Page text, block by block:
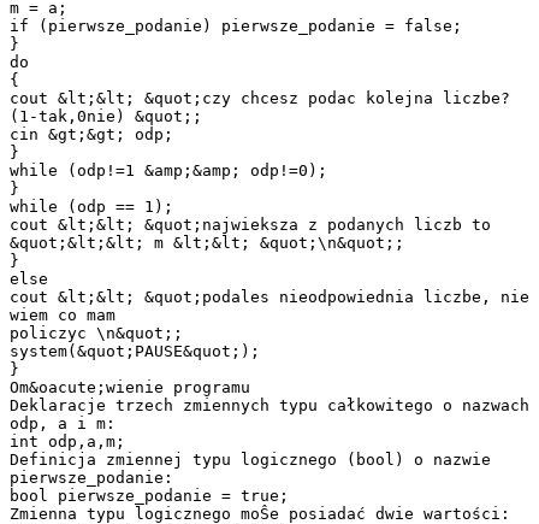
m = a;
if (pierwsze_podanie) pierwsze_podanie = false;
}
do
{
cout &lt;&lt; &quot;czy chcesz podac kolejna liczbe?
(1-tak,0nie) &quot;;
cin &gt;&gt; odp;
}
while (odp!=1 &amp;&amp; odp!=0);
}
while (odp == 1);
cout &lt;&lt; &quot;najwieksza z podanych liczb to
&quot;&lt;&lt; m &lt;&lt; &quot;\n&quot;;
}
else
cout &lt;&lt; &quot;podales nieodpowiednia liczbe, nie
wiem co mam
policzyc \n&quot;;
system(&quot;PAUSE&quot;);
}
Om&oacute;wienie programu
Deklaracje trzech zmiennych typu całkowitego o nazwach
odp, a i m:
int odp,a,m;
Definicja zmiennej typu logicznego (bool) o nazwie
pierwsze_podanie:
bool pierwsze_podanie = true;
Zmienna typu logicznego moŜe posiadać dwie wartości: